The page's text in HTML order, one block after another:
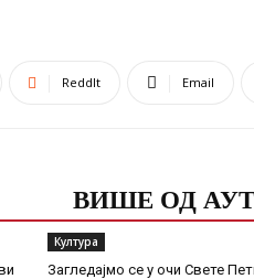
ReddIt Email
ВИШЕ ОД
Култура
Загледајмо се у очи Свете